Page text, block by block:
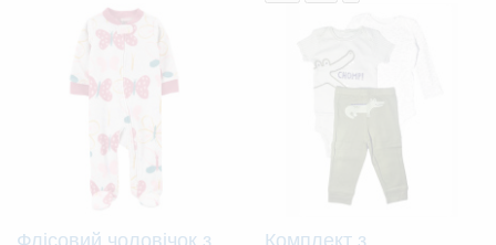
Флісовий чоловічок з Комплект з